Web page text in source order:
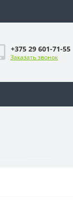
+375 29 601-71-55
Заказать звонок